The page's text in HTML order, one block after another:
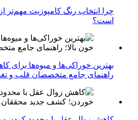
چرا انتخاب رنگ کامپوزیت مهم‌تر
است؟
بهترین خوراکی‌ها و میوه‌ها برای
راهنمای جامع متخصصان قلب و